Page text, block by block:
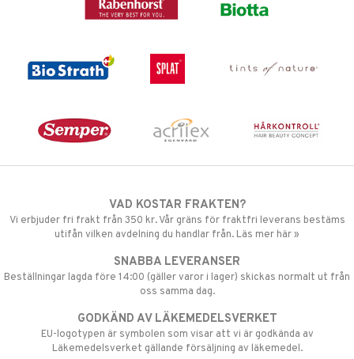
VAD KOSTAR FRAKTEN?
Vi erbjuder fri frakt från 350 kr. Vår gräns för fraktfri leverans bestäms
utifån vilken avdelning du handlar från. Läs mer här »
SNABBA LEVERANSER
Beställningar lagda före 14:00 (gäller varor i lager) skickas normalt ut från
oss samma dag.
GODKÄND AV LÄKEMEDELSVERKET
EU-logotypen är symbolen som visar att vi är godkända av
Läkemedelsverket gällande försäljning av läkemedel.